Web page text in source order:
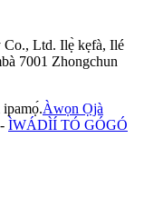
Co., Ltd. Ilẹ̀ kẹfà, Ilé
7001 Zhongchun
Àwọn Ọjà
- ÌWÁDÌÍ TÓ GÓGÓ